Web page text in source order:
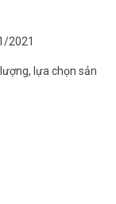
2021
lựa chọn sản